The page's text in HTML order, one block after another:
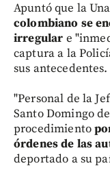
Apuntó que la
colombiano se
irregular e
captura a la
sus antecedentes.
"Personal de la
Santo Domingo
procedimiento
órdenes de las
deportado a su